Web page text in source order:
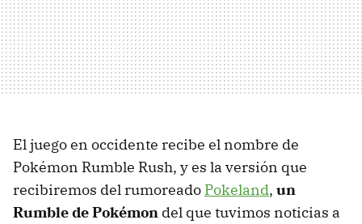
El juego en occidente recibe el nombre de
Pokémon Rumble Rush, y es la versión que
recibiremos del rumoreado Pokeland, un
Rumble de Pokémon del que tuvimos noticias a